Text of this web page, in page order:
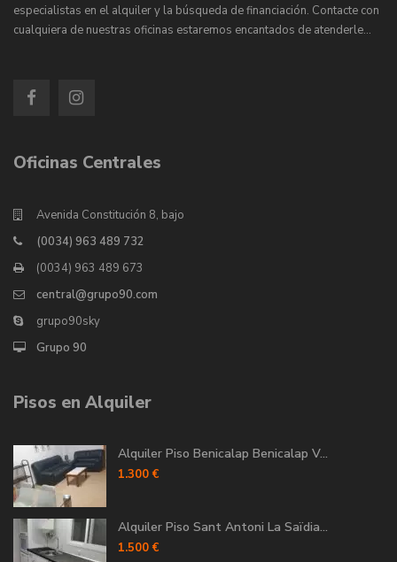
especialistas en el alquiler y la búsqueda de financiación. Contacte con
cualquiera de nuestras oficinas estaremos encantados de atenderle…
Oficinas Centrales
Avenida Constitución 8, bajo
(0034) 963 489 732
(0034) 963 489 673
central@grupo90.com
grupo90sky
Grupo 90
Pisos en Alquiler
Alquiler Piso Benicalap Benicalap V...
1.300 €
Alquiler Piso Sant Antoni La Saïdia...
1.500 €